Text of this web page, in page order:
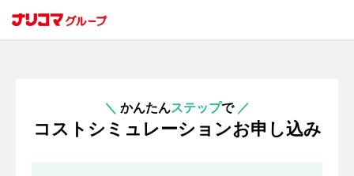
＼ かんたんステップで ／
コストシミュレーションお申し込み